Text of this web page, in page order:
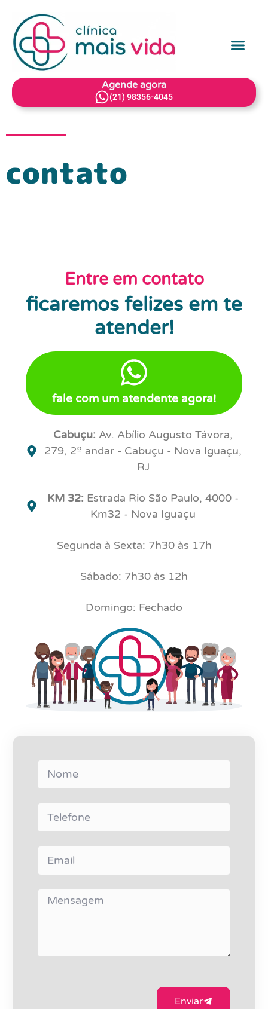
Agende agora
(21) 98356-4045
contato
Enviar
Entre em contato
ficaremos felizes em te
atender!
fale com um atendente agora!
Cabuçu: Av. Abílio Augusto Távora,
279, 2º andar - Cabuçu - Nova Iguaçu,
RJ
KM 32: Estrada Rio São Paulo, 4000 -
Km32 - Nova Iguaçu
Segunda à Sexta: 7h30 às 17h
Sábado: 7h30 às 12h
Domingo: Fechado